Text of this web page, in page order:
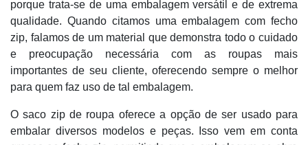
porque trata-se de uma embalagem versátil e de extrema
qualidade. Quando citamos uma embalagem com fecho
zip, falamos de um material que demonstra todo o cuidado
e preocupação necessária com as roupas mais
importantes de seu cliente, oferecendo sempre o melhor
para quem faz uso de tal embalagem.
O saco zip de roupa oferece a opção de ser usado para
embalar diversos modelos e peças. Isso vem em conta